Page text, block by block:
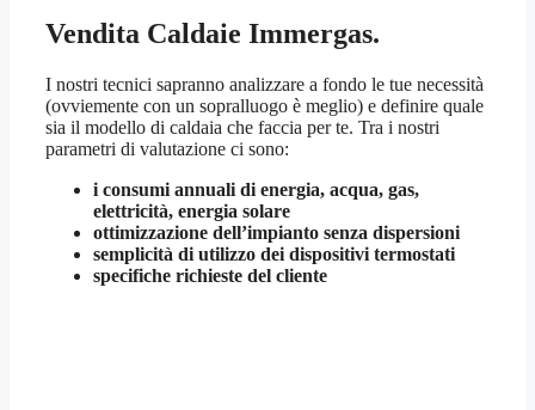
Vendita Caldaie Immergas.
I nostri tecnici sapranno analizzare a fondo le tue necessità
(ovviemente con un sopralluogo è meglio) e definire quale
sia il modello di caldaia che faccia per te. Tra i nostri
parametri di valutazione ci sono:
i consumi annuali di energia, acqua, gas,
elettricità, energia solare
ottimizzazione dell’impianto senza dispersioni
semplicità di utilizzo dei dispositivi termostati
specifiche richieste del cliente